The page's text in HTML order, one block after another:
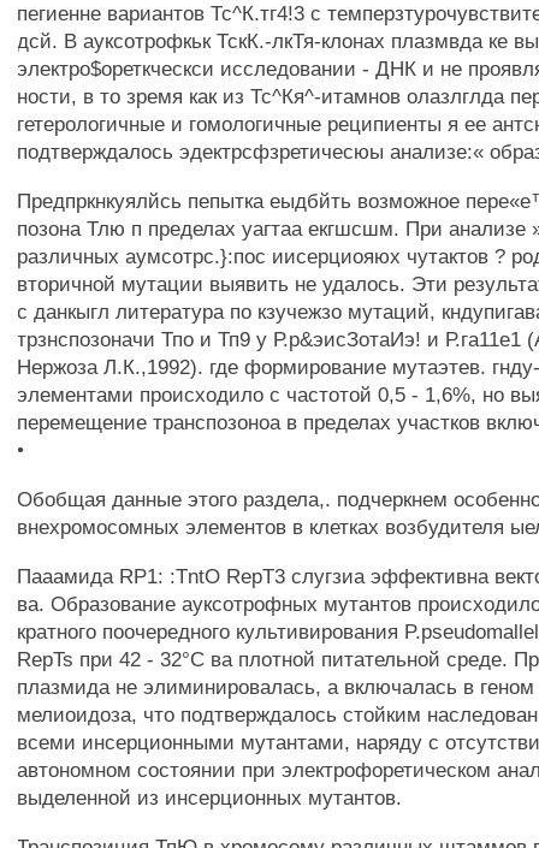
пегиенне вариантов Тс^К.тг4!3 с
дсй. В ауксотрофкьк ТскК.-лкТя-клонах плазмвда ке
электро$ореткческси исследовании - ДНК и не
ности, в то зремя как из Тс^Кя^-итамнов олазлглда
гетерологичные и гомологичные реципиенты я ее
подтверждалось эдектрсфзретичесюы анализе:«
Предпркнкуялйсь пепытка еыдбйть возможное
позона Тлю п пределах уагтаа екгшсшм. При анализе
различных аумсотрс.}:пос иисерциояюх чутактов ?
вторичной мутации выявить не удалось. Эти
с данкыгл литература по кзучежзо мутаций,
трзнспозоначи Тпо и Тп9 у Р.р&эисЗотаИэ! и Р.га11е1
Нержоза Л.К.,1992). где формирование мутаэтев.
элементами происходило с частотой 0,5 - 1,6%, но
перемещение транспозоноа в пределах участков
•
Обобщая данные этого раздела,. подчеркнем
внехромосомных элементов в клетках возбудителя
Пааамида RP1: :TntO RepT3 слугзиа эффективна
ва. Образование ауксотрофных мутантов
кратного поочередного культивирования
RepTs при 42 - 32°С ва плотной питательной среде.
плазмида не элиминировалась, а включалась в геном
мелиоидоза, что подтверждалось стойким
всеми инсерционными мутантами, наряду с
автономном состоянии при электрофоретическом
выделенной из инсерционных мутантов.